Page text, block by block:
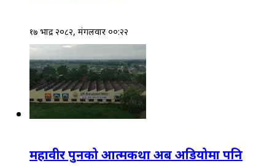
१७ भाद्र २०८२, मंगलवार ००:२२
महावीर पुनको आत्मकथा अब अडियोमा पनि